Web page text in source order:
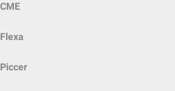
CME
Flexa
Piccer